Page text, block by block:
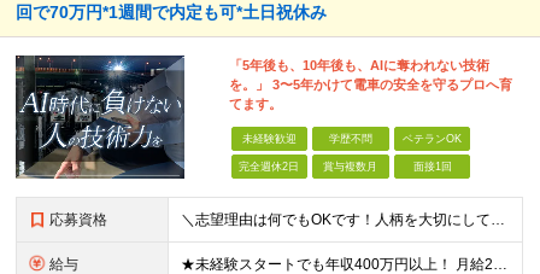
回で70万円*1週間で内定も可*土日祝休み
「5年後も、10年後も、AIに奪われない技術
を。」 3〜5年かけて電車の安全を守るプロへ育
てます。
未経験歓迎 学歴不問 ベテランOK
完全週休2日 賞与複数月 面接1回
応募資格 ＼志望理由は何でもOKです！人柄を大切にしています／ ■未経験歓迎 ■学歴不問 ■要普通自動車免許（AT限定不可） ★今回は2名以上の同時募集！同期とともに成長できる環境です
給与 ★未経験スタートでも年収400万円以上！ 月給27万円＋賞与年2回＋交通費＋各種手当 ※経験・能力を考慮の上、決定します ※1日あたり実働7.5時間を超え、8時間までの法定内残業手当0.5時間×20